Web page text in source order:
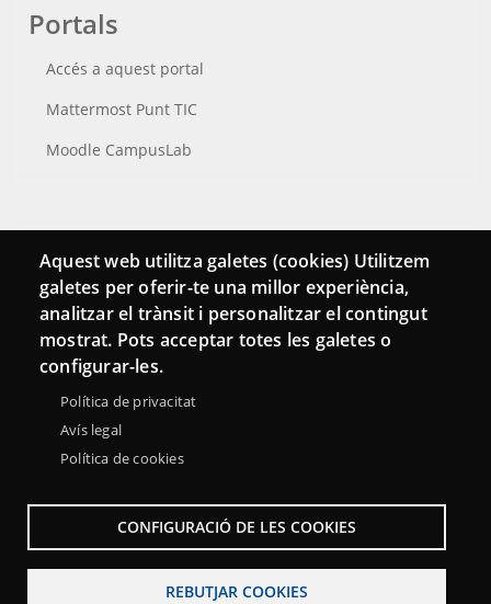
Portals
Accés a aquest portal
Mattermost Punt TIC
Moodle CampusLab
Connecta
Bustia de contacte
Butlletins
Aquest web utilitza galetes (cookies) Utilitzem
galetes per oferir-te una millor experiència,
analitzar el trànsit i personalitzar el contingut
mostrat. Pots acceptar totes les galetes o
configurar-les.
Política de privacitat
Avís legal
Política de cookies
CONFIGURACIÓ DE LES COOKIES
REBUTJAR COOKIES